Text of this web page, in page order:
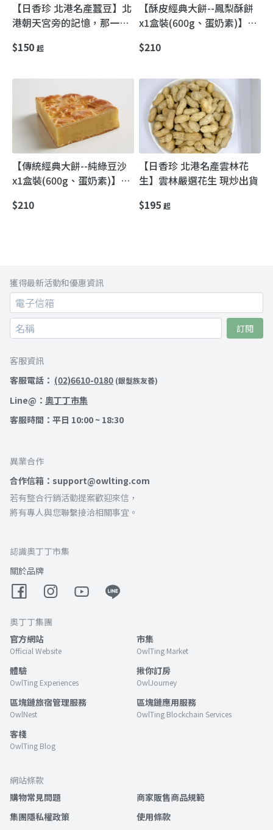
【日香珍 北港名產蠶豆】北
港朝天宮旁的記憶，那一抹
$150 起
【酥皮經典大餅--鳳梨酥餅
x1盒裝(600g、蛋奶素)】北
店古早味金鑽鳳梨喜餅
$210
【傳統經典大餅--純綠豆沙
x1盒裝(600g、蛋奶素)】北
香古早味喜餅
$210
【日香珍 北港名產雲林花
生】雲林嚴選花生 現炒出貨
$195 起
獲得最新活動和優惠資訊
訂閱
客服資訊
客服電話： (02)6610-0180 (銀髮族友善)
Line@： 奧丁丁市集
客服時間：平日 10:00 ~ 18:30
異業合作
合作信箱：support@owlting.com
若有整合行銷活動提案歡迎來信，
將有專人與您聯繫接洽相關事宜。
認識奧丁丁市集
關於品牌
奧丁丁集團
官方網站
Official Website
市集
OwlTing Market
體驗
OwlTing Experiences
揪你訂房
OwlJourney
區塊鏈旅宿管理服務
OwlNest
區塊鏈應用服務
OwlTing Blockchain Services
客棧
OwlTing Blog
網站條款
購物常見問題
商家販售商品規範
集團隱私權政策
使用條款